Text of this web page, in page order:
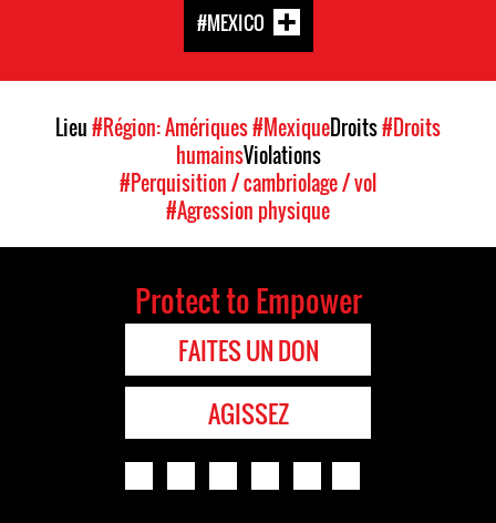
#MEXICO
Lieu#Région: Amériques#MexiqueDroits#Droits
humainsViolations
#Perquisition / cambriolage / vol
#Agression physique
Protect to Empower
FAITES UN DON
AGISSEZ